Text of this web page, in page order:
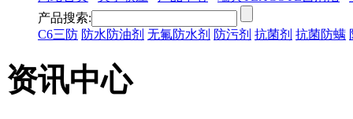
产品搜索:
C6三防 防水防油剂 无氟防水剂 防污剂 抗菌剂 抗菌防螨
资讯中心